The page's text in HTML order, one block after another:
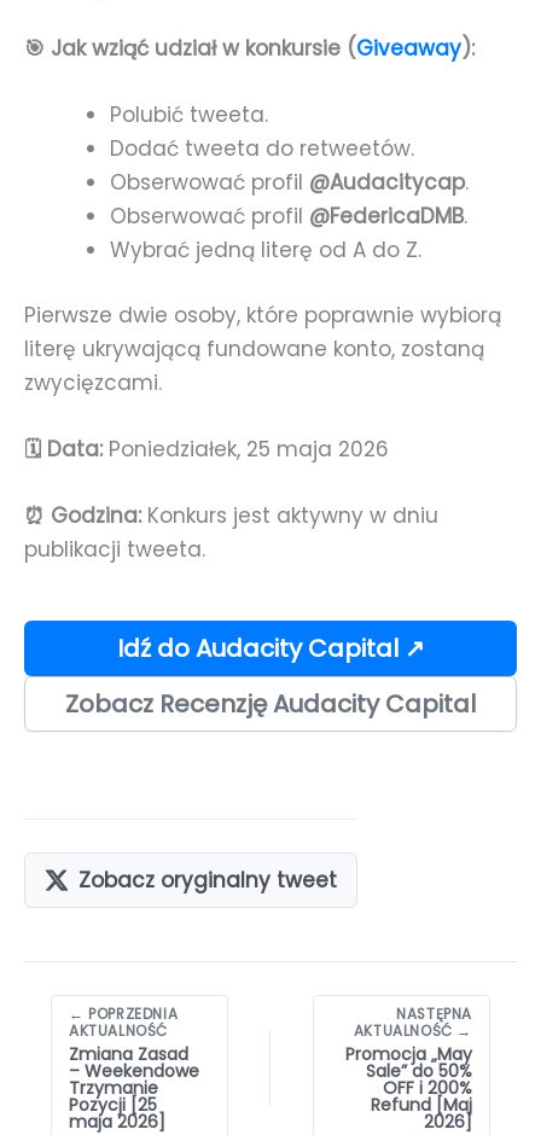
🎯 Jak wziąć udział w konkursie (Giveaway):
Polubić tweeta.
Dodać tweeta do retweetów.
Obserwować profil @Audacitycap.
Obserwować profil @FedericaDMB.
Wybrać jedną literę od A do Z.
Pierwsze dwie osoby, które poprawnie wybiorą
literę ukrywającą fundowane konto, zostaną
zwycięzcami.
🗓️ Data:Poniedziałek, 25 maja 2026
⏰ Godzina:Konkurs jest aktywny w dniu
publikacji tweeta.
Idź do Audacity Capital ↗
Zobacz Recenzję Audacity Capital
Zobacz oryginalny tweet
Nawigacja
wpisów
← POPRZEDNIA
AKTUALNOŚĆ
Zmiana Zasad
– Weekendowe
Trzymanie
Pozycji [25
maja 2026]
NASTĘPNA
AKTUALNOŚĆ →
Promocja „May
Sale” do 50%
OFF i 200%
Refund [Maj
2026]